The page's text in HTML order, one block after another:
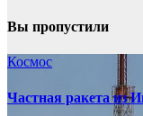
Вы пропустили
Космос
Частная ракета из